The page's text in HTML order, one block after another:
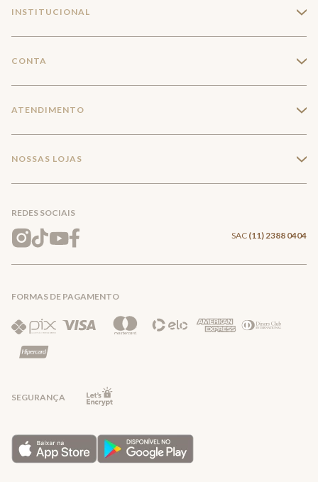
INSTITUCIONAL +
Trabalhe conosco
Mapa do Site
CONTA +
Meus pedidos
Wishlist
ATENDIMENTO +
Entrega e Frete
Trocas e Devoluções
Política de Privacidade
NOSSAS LOJAS +
REDES SOCIAIS
SAC (11) 2388 0404
FORMAS DE PAGAMENTO
SEGURANÇA